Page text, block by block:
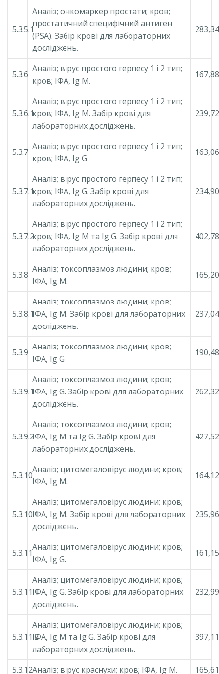
5.3.5.1
Аналіз; онкомаркер простати; кров;
простатичний специфічний антиген
(PSA). Забір крові для лабораторних
досліджень.
283,34
5.3.6
Аналіз; вірус простого герпесу 1 і 2 тип;
кров; ІФА, Ig М.
167,88
5.3.6.1
Аналіз; вірус простого герпесу 1 і 2 тип;
кров; ІФА, Ig М. Забір крові для
лабораторних досліджень.
239,72
5.3.7
Аналіз; вірус простого герпесу 1 і 2 тип;
кров; ІФА, Ig G
163,06
5.3.7.1
Аналіз; вірус простого герпесу 1 і 2 тип;
кров; ІФА, Ig G. Забір крові для
лабораторних досліджень.
234,90
5.3.7.2
Аналіз; вірус простого герпесу 1 і 2 тип;
кров; ІФА, Ig М та Ig G. Забір крові для
лабораторних досліджень.
402,78
5.3.8
Аналіз; токсоплазмоз людини; кров;
ІФА, Ig М.
165,20
5.3.8.1
Аналіз; токсоплазмоз людини; кров;
ІФА, Ig М. Забір крові для лабораторних
досліджень.
237,04
5.3.9
Аналіз; токсоплазмоз людини; кров;
ІФА, Ig G
190,48
5.3.9.1
Аналіз; токсоплазмоз людини; кров;
ІФА, Ig G. Забір крові для лабораторних
досліджень.
262,32
5.3.9.2
Аналіз; токсоплазмоз людини; кров;
ІФА, Ig М та Ig G. Забір крові для
лабораторних досліджень.
427,52
5.3.10
Аналіз; цитомегаловірус людини; кров;
ІФА, Ig М.
164,12
5.3.10.1
Аналіз; цитомегаловірус людини; кров;
ІФА, Ig М. Забір крові для лабораторних
досліджень.
235,96
5.3.11
Аналіз; цитомегаловірус людини; кров;
ІФА, Ig G.
161,15
5.3.11.1
Аналіз; цитомегаловірус людини; кров;
ІФА, Ig G. Забір крові для лабораторних
досліджень.
232,99
5.3.11.2
Аналіз; цитомегаловірус людини; кров;
ІФА, Ig М та Ig G. Забір крові для
лабораторних досліджень.
397,11
5.3.12Аналіз; вірус краснухи; кров; ІФА, Ig М. 165,61